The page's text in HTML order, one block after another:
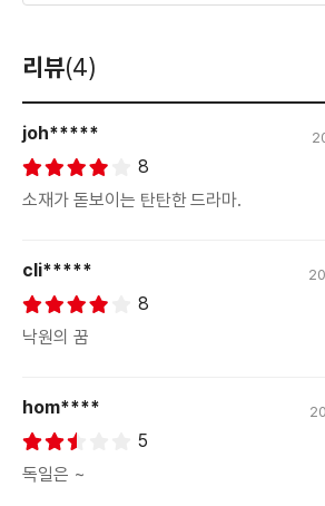
리뷰(4)
joh*****
8
소재가 돋보이는 탄탄한 드라마.
cli*****
8
낙원의 꿈
hom****
5
독일은 ~